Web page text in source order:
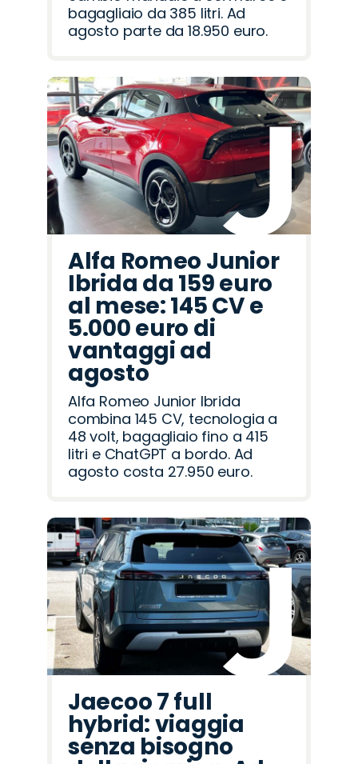
bagagliaio da 385 litri. Ad
agosto parte da 18.950 euro.
Alfa Romeo Junior
Ibrida da 159 euro
al mese: 145 CV e
5.000 euro di
vantaggi ad
agosto
Alfa Romeo Junior Ibrida
combina 145 CV, tecnologia a
48 volt, bagagliaio fino a 415
litri e ChatGPT a bordo. Ad
agosto costa 27.950 euro.
Jaecoo 7 full
hybrid: viaggia
senza bisogno